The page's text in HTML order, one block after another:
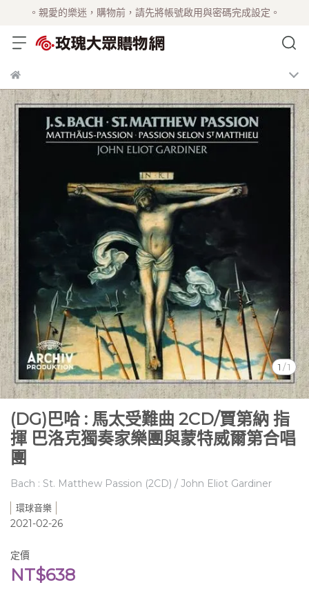
。親愛的樂迷，購物前，請先將帳號啟用與密碼完成設定。
1 /1
(DG)巴哈 : 馬太受難曲 2CD/賈第納 指
揮 巴洛克獨奏家樂團與蒙特威爾第合唱
團
Bach : St. Matthew Passion (2CD) / John Eliot Gardiner
環球音樂
2021-02-26
定價
NT$638